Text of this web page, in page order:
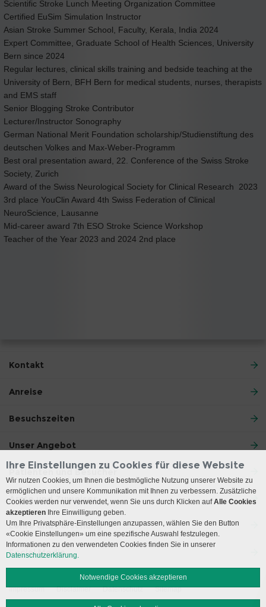
Scientific Stroke Lunch Meeting Organization Committee
Certified EuSim Simulation Instructor
Asian Stroke Summer School, Faculty, Kerala, India 2024
Expert Committee, Graduate School of Health Sciences, University
Bern since 2024
Regular lectures, clinical skills training and bedside teaching at the
University of Bern, BFH Bern for medical students, nurses, therapists
and EMS staff
Senior Blogging Stroke Contributor
Lecturer/Instructor Sonography
German National Merit Foundation scholarship/Studienstiftung des
deutschen Volkes and Max-Weber-Programm
Best oral presentation award, 22. Conference of the Swiss Stroke
Society, Zurich
Award of the Swiss Neurological Society for Clinical Research 2023
3rd place YouClin Award 4th Swiss Federation of Clinical
NeuroScience, Lausanne
Mid-career award 7th ESO Stroke Science Workshop
Teacher of the Year 2023 and 2024 2nd place
Kontakt
Anreise
Besuchszeiten
Unser Angebot
Patienten und Besucher
Ärzte und Zuweiser
Lehre und Forschung
Social Media
Impressum Disclaimer Datenschutz Sitemap
Ihre Einstellungen zu Cookies für diese Website
Wir nutzen Cookies, um Ihnen die bestmögliche Nutzung unserer Website zu
ermöglichen und unsere Kommunikation mit Ihnen zu verbessern. Zusätzliche
Cookies werden nur verwendet, wenn Sie uns durch Klicken aufAlle Cookies
akzeptieren Ihre Einwilligung geben.
Um Ihre Privatsphäre-Einstellungen anzupassen, wählen Sie den Button
«Cookie Einstellungen» um eine spezifische Auswahl festzulegen.
Informationen zu den verwendeten Cookies finden Sie in unserer
Datenschutzerklärung.
Notwendige Cookies akzeptieren